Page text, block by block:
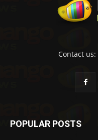
Contact us:
POPULAR POSTS